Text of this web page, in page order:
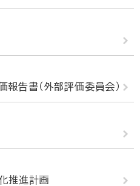
報告書（外部評価委員会）
推進計画